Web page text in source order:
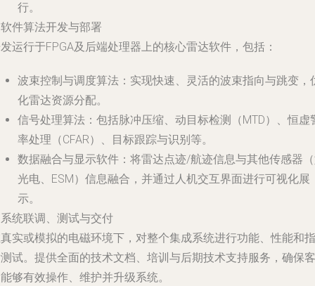
行。
件算法开发与部署
运行于FPGA及后端处理器上的核心雷达软件，包括：
波束控制与调度算法 ：实现快速、灵活的波束指向与跳变，
化雷达资源分配。
信号处理算法 ：包括脉冲压缩、动目标检测（MTD）、恒虚
率处理（CFAR）、目标跟踪与识别等。
数据融合与显示软件 ：将雷达点迹/航迹信息与其他传感器
光电、ESM）信息融合，并通过人机交互界面进行可视化展
示。
统联调、测试与交付
实或模拟的电磁环境下，对整个集成系统进行功能、性能和指
试。提供全面的技术文档、培训与后期技术支持服务，确保客
够有效操作、维护并升级系统。